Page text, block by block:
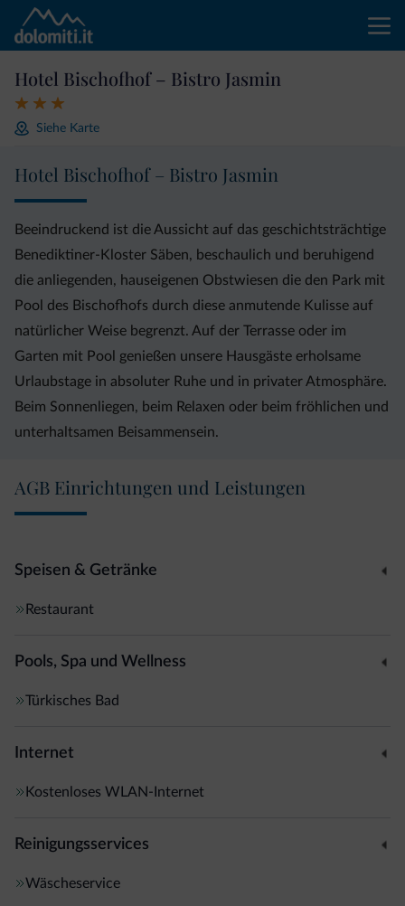
Hotel Bischofhof – Bistro Jasmin
Siehe Karte
Hotel Bischofhof – Bistro Jasmin
Beeindruckend ist die Aussicht auf das geschichtsträchtige
Benediktiner-Kloster Säben, beschaulich und beruhigend
die anliegenden, hauseigenen Obstwiesen die den Park mit
Pool des Bischofhofs durch diese anmutende Kulisse auf
natürlicher Weise begrenzt. Auf der Terrasse oder im
Garten mit Pool genießen unsere Hausgäste erholsame
Urlaubstage in absoluter Ruhe und in privater Atmosphäre.
Beim Sonnenliegen, beim Relaxen oder beim fröhlichen und
unterhaltsamen Beisammensein.
AGB Einrichtungen und Leistungen
Speisen & Getränke
Restaurant
Pools, Spa und Wellness
Türkisches Bad
Internet
Kostenloses WLAN-Internet
Reinigungsservices
Wäscheservice